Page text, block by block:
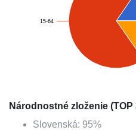
15-64
Národnostné zloženie (TOP
Slovenská: 95%